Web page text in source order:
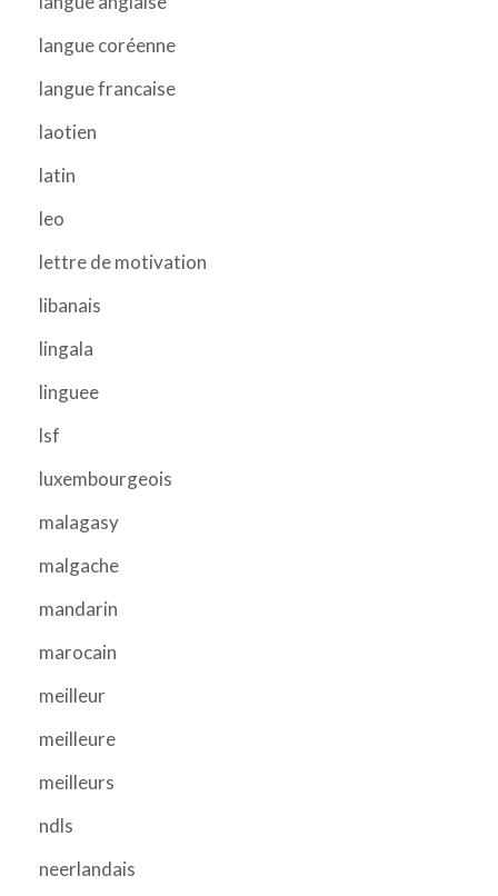
langue coréenne
langue francaise
laotien
latin
leo
lettre de motivation
libanais
lingala
linguee
lsf
luxembourgeois
malagasy
malgache
mandarin
marocain
meilleur
meilleure
meilleurs
ndls
neerlandais